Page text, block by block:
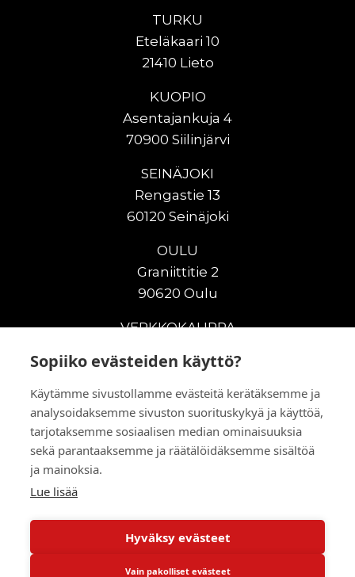
Sopiiko evästeiden käyttö?
Käytämme sivustollamme evästeitä kerätäksemme ja
analysoidaksemme sivuston suorituskykyä ja käyttöä,
tarjotaksemme sosiaalisen median ominaisuuksia
sekä parantaaksemme ja räätälöidäksemme sisältöä
ja mainoksia.
Lue lisää
Hyväksy evästeet
Vain pakolliset evästeet
TURKU
Eteläkaari 10
21410 Lieto
KUOPIO
Asentajankuja 4
70900 Siilinjärvi
SEINÄJOKI
Rengastie 13
60120 Seinäjoki
OULU
Graniittitie 2
90620 Oulu
VERKKOKAUPPA
Uudet maanrakennuskoneet
Vuokrakoneet
Kampanjat
Vaihtokoneet
© 2026 RealMachinery Oy